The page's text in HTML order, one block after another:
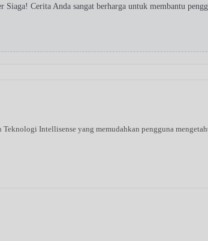
Cerita Anda sangat berharga untuk membantu
Intellisense yang memudahkan pengguna